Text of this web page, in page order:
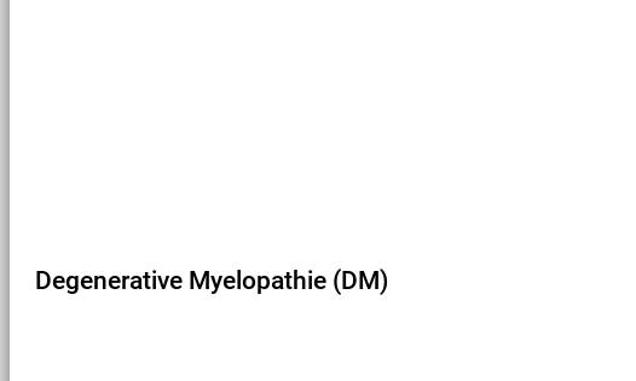
Degenerative Myelopathie (DM)